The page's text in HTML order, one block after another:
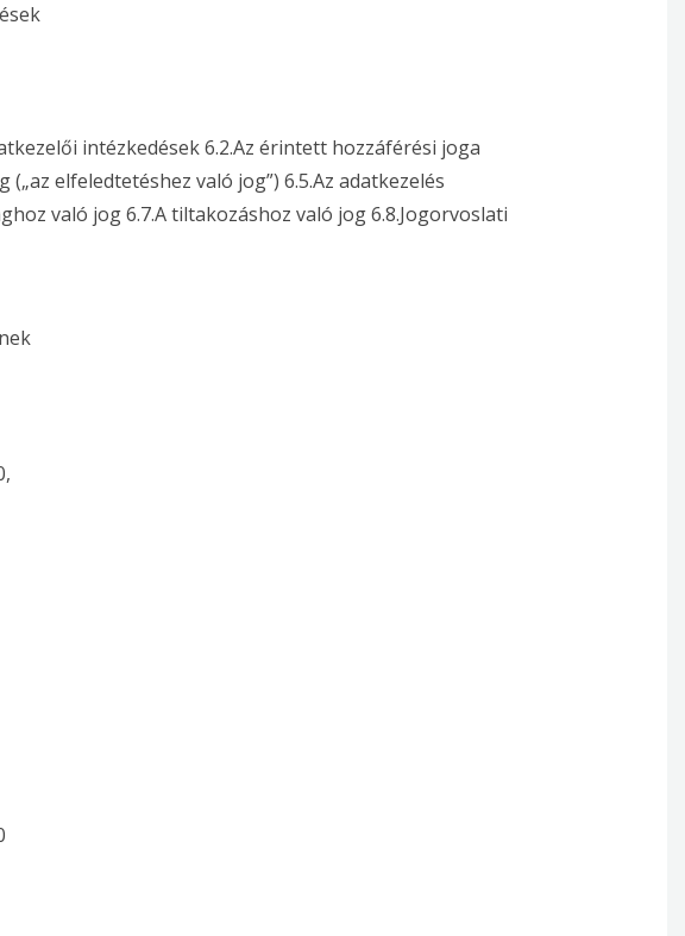
intézkedések 6.2.Az érintett hozzáférési joga
elfeledtetéshez való jog”) 6.5.Az adatkezelés
való jog 6.7.A tiltakozáshoz való jog 6.8.Jogorvoslati